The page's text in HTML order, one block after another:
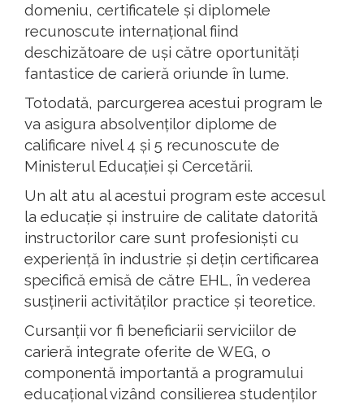
domeniu, certificatele și diplomele
recunoscute internațional fiind
deschizătoare de uși către oportunități
fantastice de carieră oriunde în lume.
Totodată, parcurgerea acestui program le
va asigura absolvenților diplome de
calificare nivel 4 și 5 recunoscute de
Ministerul Educației și Cercetării.
Un alt atu al acestui program este accesul
la educație și instruire de calitate datorită
instructorilor care sunt profesioniști cu
experiență în industrie și dețin certificarea
specifică emisă de către EHL, în vederea
susținerii activităților practice și teoretice.
Cursanții vor fi beneficiarii serviciilor de
carieră integrate oferite de WEG, o
componentă importantă a programului
educațional vizând consilierea studenților